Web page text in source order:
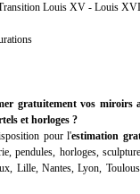
Louis XV - Louis XVI
gratuitement vos miroirs
et horloges ?
pour l'estimation
pendules, horloges,
Lille, Nantes, Lyon,